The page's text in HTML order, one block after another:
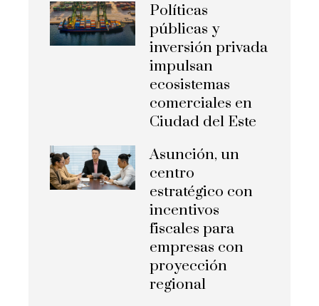
Políticas
públicas y
inversión privada
impulsan
ecosistemas
comerciales en
Ciudad del Este
Asunción, un
centro
estratégico con
incentivos
fiscales para
empresas con
proyección
regional